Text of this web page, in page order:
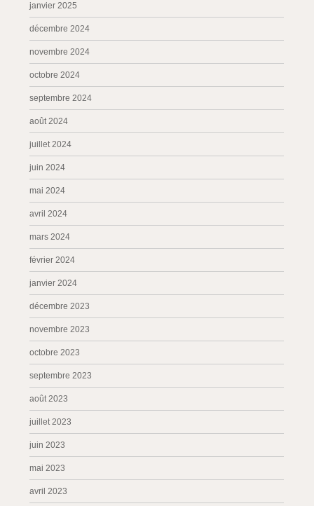
janvier 2025
décembre 2024
novembre 2024
octobre 2024
septembre 2024
août 2024
juillet 2024
juin 2024
mai 2024
avril 2024
mars 2024
février 2024
janvier 2024
décembre 2023
novembre 2023
octobre 2023
septembre 2023
août 2023
juillet 2023
juin 2023
mai 2023
avril 2023